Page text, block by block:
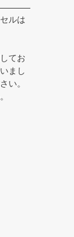
へ
ルは
てお
まし
い。